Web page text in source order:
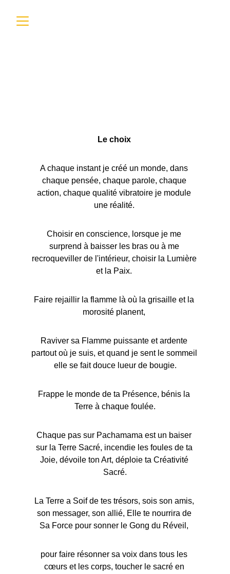
Le choix
A chaque instant je créé un monde, dans
chaque pensée, chaque parole, chaque
action, chaque qualité vibratoire je module
une réalité.
Choisir en conscience, lorsque je me
surprend à baisser les bras ou à me
recroqueviller de l'intérieur, choisir la Lumière
et la Paix.
Faire rejaillir la flamme là où la grisaille et la
morosité planent,
Raviver sa Flamme puissante et ardente
partout où je suis, et quand je sent le sommeil
elle se fait douce lueur de bougie.
Frappe le monde de ta Présence, bénis la
Terre à chaque foulée.
Chaque pas sur Pachamama est un baiser
sur la Terre Sacré, incendie les foules de ta
Joie, dévoile ton Art, déploie ta Créativité
Sacré.
La Terre a Soif de tes trésors, sois son amis,
son messager, son allié, Elle te nourrira de
Sa Force pour sonner le Gong du Réveil,
pour faire résonner sa voix dans tous les
cœurs et les corps, toucher le sacré en